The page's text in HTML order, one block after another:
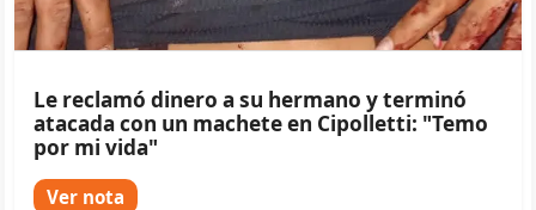
Le reclamó dinero a su hermano y terminó
atacada con un machete en Cipolletti: "Temo
por mi vida"
Ver nota